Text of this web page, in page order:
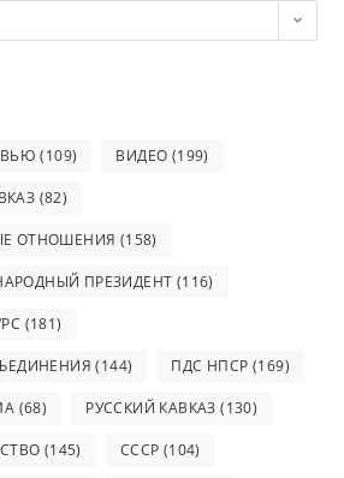
(109) ВИДЕО (199)
(82)
ОТНОШЕНИЯ (158)
ПРЕЗИДЕНТ (116)
(181)
(144) ПДС НПСР (169)
(68) РУССКИЙ КАВКАЗ (130)
(145) СССР (104)